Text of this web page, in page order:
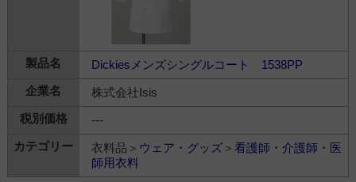
Dickiesメンズシングルコート 1538PP
株式会社Isis
---
衣料品＞ ウェア・グッズ＞ 看護師・介護師・医
師用衣料